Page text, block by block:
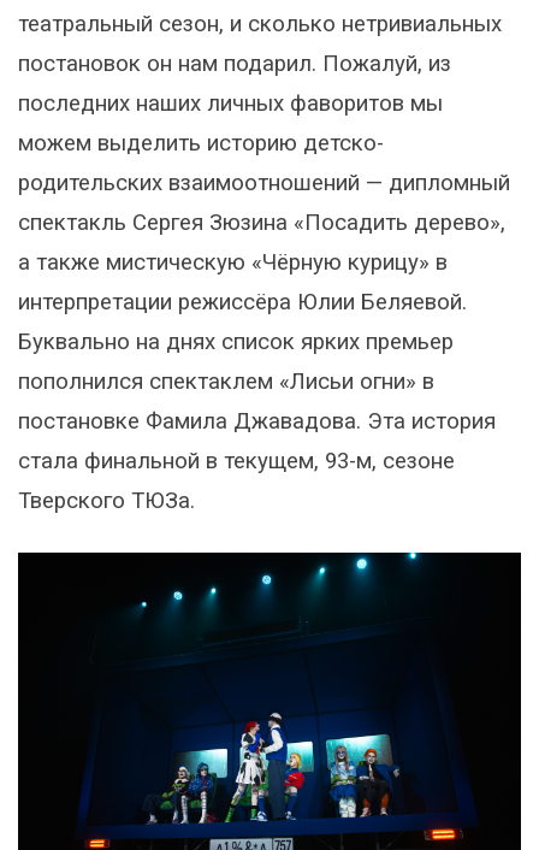
театральный сезон, и сколько нетривиальных
постановок он нам подарил. Пожалуй, из
последних наших личных фаворитов мы
можем выделить историю детско-
родительских взаимоотношений — дипломный
спектакль Сергея Зюзина «Посадить дерево»,
а также мистическую «Чёрную курицу» в
интерпретации режиссёра Юлии Беляевой.
Буквально на днях список ярких премьер
пополнился спектаклем «Лисьи огни» в
постановке Фамила Джавадова. Эта история
стала финальной в текущем, 93-м, сезоне
Тверского ТЮЗа.